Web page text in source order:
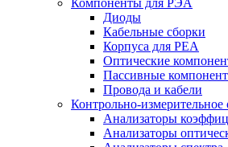
Компоненты для РЭА
Диоды
Кабельные сборки
Корпуса для РЕА
Оптические
Пассивные
Провода и кабели
Контрольно-измерительное
Анализаторы
Анализаторы